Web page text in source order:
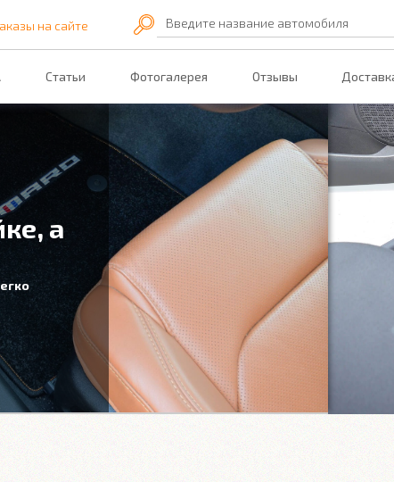
на сайте Введите название автомобиля
Статьи Фотогалерея Отзывы
а